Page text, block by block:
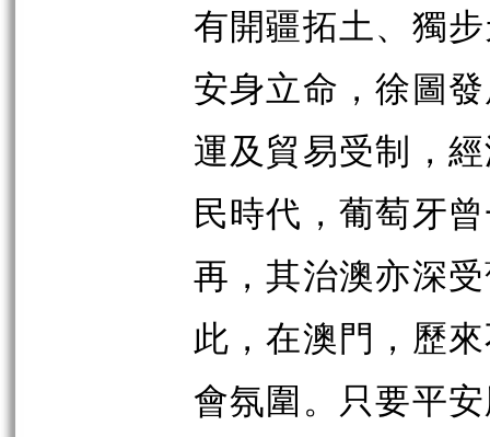
有開疆拓土、獨
安身立命，徐圖
運及貿易受制，
民時代，葡萄牙
再，其治澳亦深
此，在澳門，歷
會氛圍。只要平